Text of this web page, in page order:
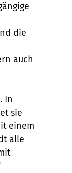
die
auch
In
sie
einem
alle